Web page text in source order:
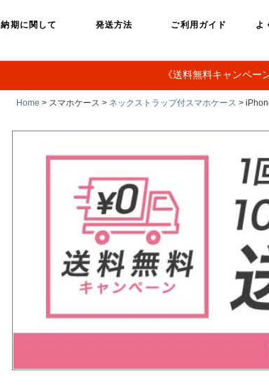
納期に関して 発送方法 ご利用ガイド よ
《送料無料キャンペー
Home > スマホケース > ネックストラップ付スマホケース >